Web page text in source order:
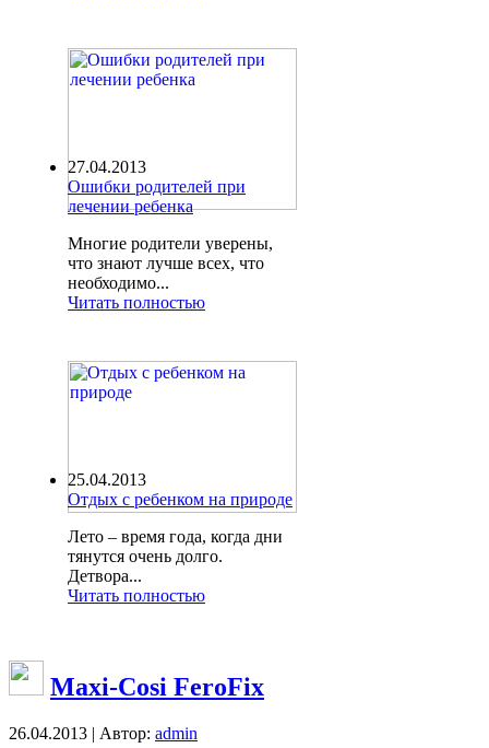
27.04.2013
Ошибки родителей при
лечении ребенка
Многие родители уверены,
что знают лучше всех, что
необходимо...
Читать полностью
25.04.2013
Отдых с ребенком на природе
Лето – время года, когда дни
тянутся очень долго.
Детвора...
Читать полностью
Maxi-Cosi FeroFix
26.04.2013 | Автор: admin